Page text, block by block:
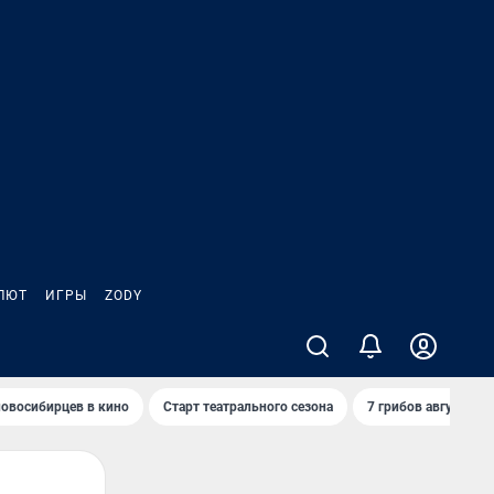
ИГРЫ ZODY
в кино Старт театрального сезона 7 грибов августа